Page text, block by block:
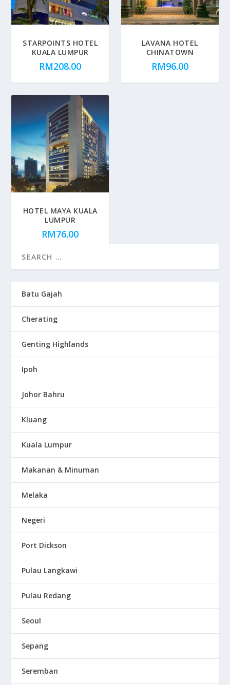
STARPOINTS HOTEL
KUALA LUMPUR
RM208.00
LAVANA HOTEL
CHINATOWN
RM96.00
HOTEL MAYA KUALA
LUMPUR
RM76.00
Batu Gajah
Cherating
Genting Highlands
Ipoh
Johor Bahru
Kluang
Kuala Lumpur
Makanan & Minuman
Melaka
Negeri
Port Dickson
Pulau Langkawi
Pulau Redang
Seoul
Sepang
Seremban